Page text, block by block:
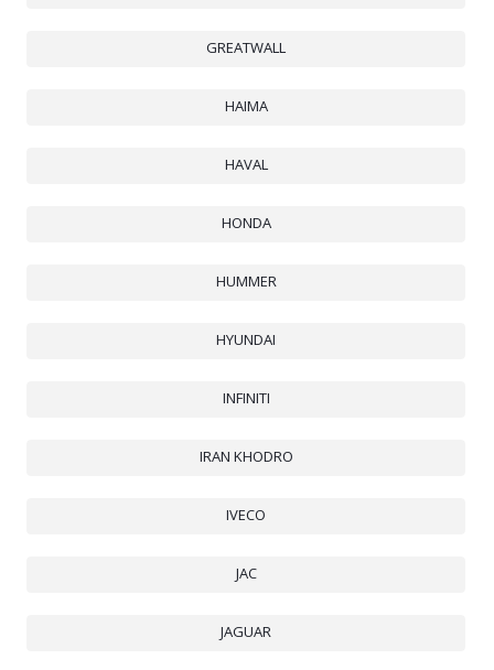
GREATWALL
HAIMA
HAVAL
HONDA
HUMMER
HYUNDAI
INFINITI
IRAN KHODRO
IVECO
JAC
JAGUAR